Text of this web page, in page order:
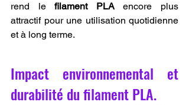
rend le filament PLA encore plus
attractif pour une utilisation quotidienne
et à long terme.
Impact environnemental et
durabilité du filament PLA.